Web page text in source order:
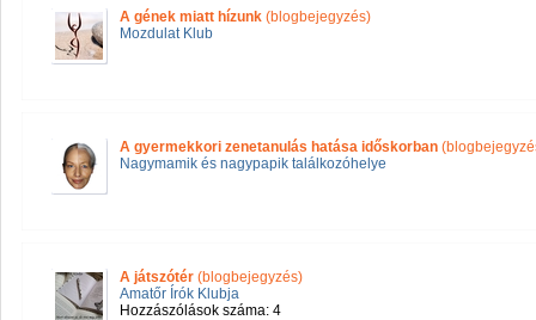
A gének miatt hízunk (blogbejegyzés)
Mozdulat Klub
A gyermekkori zenetanulás hatása időskorban
Nagymamik és nagypapik találkozóhelye
A játszótér (blogbejegyzés)
Amatőr Írók Klubja
Hozzászólások száma: 4